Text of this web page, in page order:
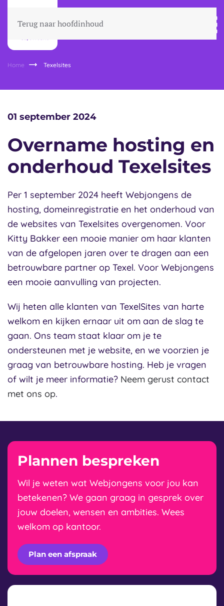
Terug naar hoofdinhoud
Home Texelsites
01 september 2024
Overname hosting en
onderhoud Texelsites
Per 1 september 2024 heeft Webjongens de
hosting, domeinregistratie en het onderhoud van
de websites van Texelsites overgenomen. Voor
Kitty Bakker een mooie manier om haar klanten
van de afgelopen jaren over te dragen aan een
betrouwbare partner op Texel. Voor Webjongens
een mooie aanvulling van projecten.
Wij heten alle klanten van TexelSites van harte
welkom en kijken ernaar uit om aan de slag te
gaan. Ons team staat klaar om je te
ondersteunen met je website, en we voorzien je
graag van betrouwbare hosting. Heb je vragen
of wilt je meer informatie? Neem gerust contact
met ons op.
Plannen bespreken
Wil je weten wat Webjongens voor jou kan
betekenen? We gaan graag in gesprek over
jouw doelen, wensen en ambities. Wees
welkom op kantoor.
Plan een afspraak